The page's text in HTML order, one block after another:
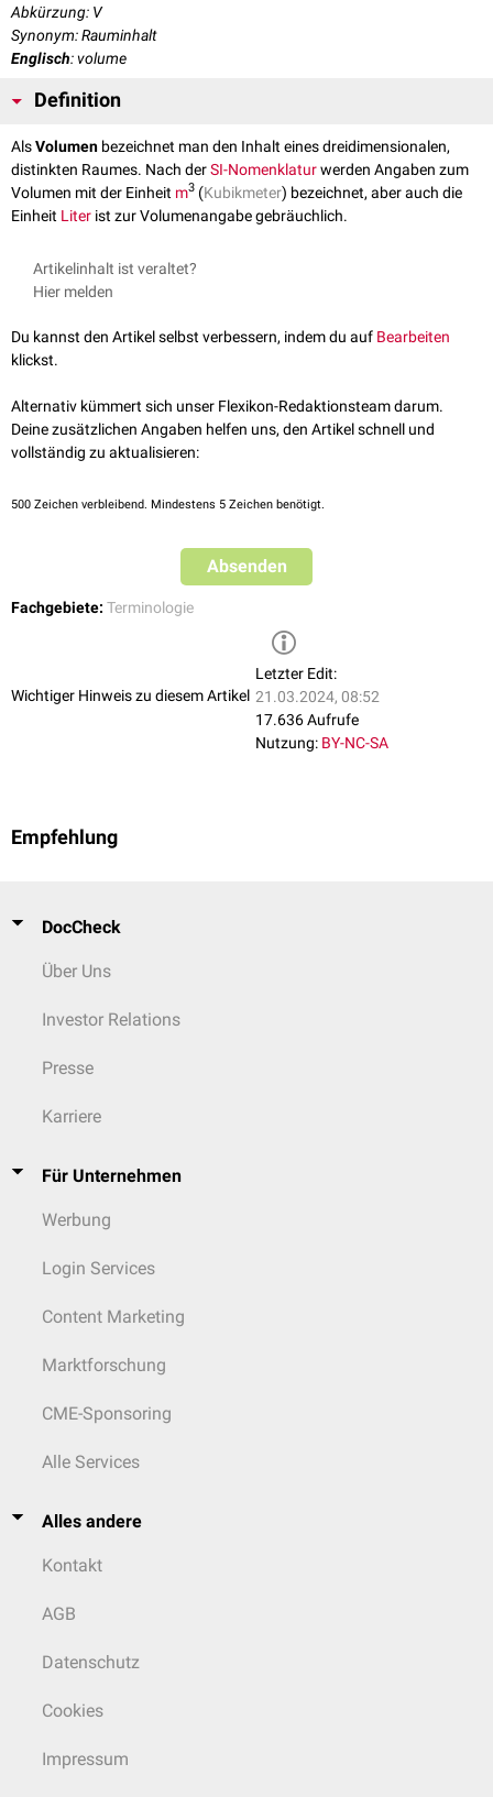
Abkürzung: V
Synonym: Rauminhalt
Englisch: volume
Definition
AlsVolumen bezeichnet man den Inhalt eines dreidimensionalen,
distinkten Raumes. Nach derSI-Nomenklaturwerden Angaben zum
Volumen mit der Einheit m3 (Kubikmeter) bezeichnet, aber auch die
Einheit Liter ist zur Volumenangabe gebräuchlich.
Artikelinhalt ist veraltet?
Hier melden
Du kannst den Artikel selbst verbessern, indem du auf Bearbeiten
klickst.
Alternativ kümmert sich unser Flexikon-Redaktionsteam darum.
Deine zusätzlichen Angaben helfen uns, den Artikel schnell und
vollständig zu aktualisieren:
500 Zeichen verbleibend. Mindestens 5 Zeichen benötigt.
Absenden
Fachgebiete: Terminologie
Wichtiger Hinweis zu diesem Artikel
Letzter Edit:
21.03.2024, 08:52
17.636 Aufrufe
Nutzung: BY-NC-SA
Empfehlung
DocCheck
Über Uns
Investor Relations
Presse
Karriere
Für Unternehmen
Werbung
Login Services
Content Marketing
Marktforschung
CME-Sponsoring
Alle Services
Alles andere
Kontakt
AGB
Datenschutz
Cookies
Impressum